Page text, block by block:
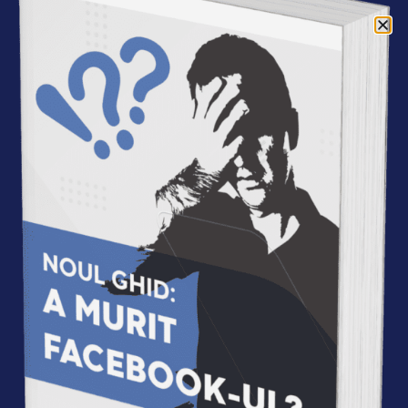
Acasa» Autori » Simona Calu
Simona Calu
linistite.
Oamenii
frumosi in
interior. Si
lucrurile
simple.
Imi doresc sa
inspir oamenii